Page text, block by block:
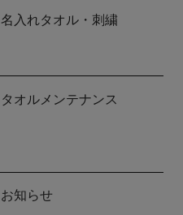
名入れタオル・刺繍
タオルメンテナンス
お知らせ